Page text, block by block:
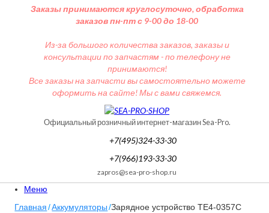
Заказы принимаются круглосуточно, обработка
заказов пн-пт с 9-00 до 18-00
Из-за большого количества заказов, заказы и
консультации по запчастям - по телефону не
принимаются!
Все заказы на запчасти вы самостоятельно можете
оформить на сайте! Мы с вами свяжемся.
Официальный розничный интернет-магазин Sea-Pro.
+7(495)324-33-30
+7(966)193-33-30
zapros@sea-pro-shop.ru
Меню
Главная /Аккумуляторы /Зарядное устройство ТЕ4-0357C